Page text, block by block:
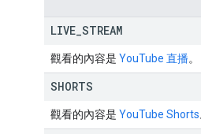
LIVE STREAM
觀看的內容是 YouTube 直播。
SHORTS
觀看的內容是 YouTube Shorts